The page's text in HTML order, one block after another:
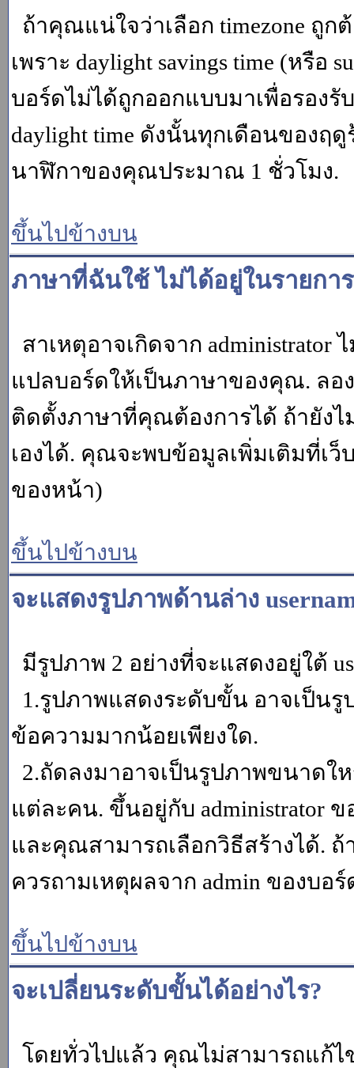
ถ้าคุณแน่ใจว่าเลือก timezone ถู
เพราะ daylight savings time (หรือ
บอร์ดไม่ได้ถูกออกแบบมาเพื่อรอง
daylight time ดังนั้นทุกเดือนของฤ
นาฬิกาของคุณประมาณ 1 ชั่วโมง.
ขึ้นไปข้างบน
ภาษาที่ฉันใช้ ไม่ได้อยู่ในรายกา
สาเหตุอาจเกิดจาก
แปลบอร์ดให้เป็นภาษาของคุณ. ลอง
ติดตั้งภาษาที่คุณต้องการได้ ถ้ายัง
เองได้. คุณจะพบข้อมูลเพิ่มเติมที่เว็
ของหน้า)
ขึ้นไปข้างบน
จะแสดงรูปภาพด้านล่าง
มีรูปภาพ 2 อย่างที่จะแสดงอยู่ใต้
1.รูปภาพแสดงระดับขั้น อาจเป็น
ข้อความมากน้อยเพียงใด.
2.ถัดลงมาอาจเป็นรูปภาพขนาดใ
แต่ละคน. ขึ้นอยู่กับ administrator
และคุณสามารถเลือกวิธีสร้างได้.
ควรถามเหตุผลจาก admin ของบอ
ขึ้นไปข้างบน
จะเปลี่ยนระดับขั้นได้อย่างไร?
โดยทั่วไปแล้ว คุณไม่สามารถแก้